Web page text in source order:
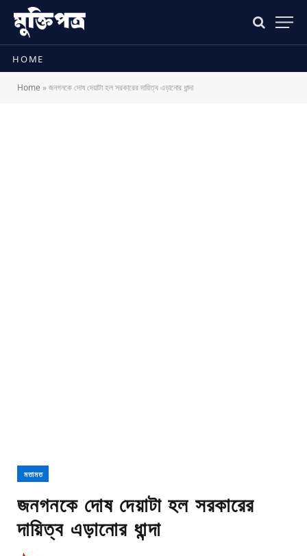
HOME
Home »জনগনকে দোষ দেয়াটা হল সরকারের দায়িত্ব এড়ানোর ধান্দা
মতামত
জনগনকে দোষ দেয়াটা হল সরকারের
দায়িত্ব এড়ানোর ধান্দা